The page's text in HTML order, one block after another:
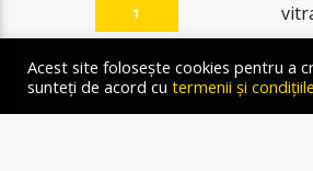
1
al
Acest site folosește cookies pentru a
sunteți de acord cu termenii și